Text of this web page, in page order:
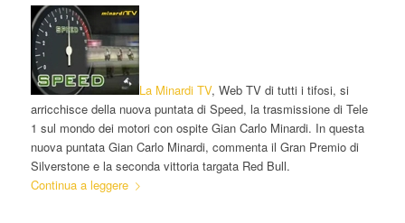
La Minardi TV, Web TV di tutti i tifosi, si
arricchisce della nuova puntata di Speed, la trasmissione di Tele
1 sul mondo dei motori con ospite Gian Carlo Minardi. In questa
nuova puntata Gian Carlo Minardi, commenta il Gran Premio di
Silverstone e la seconda vittoria targata Red Bull.
Continua a leggere